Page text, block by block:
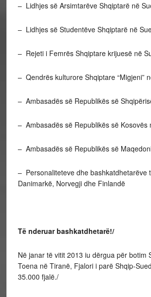
– Lidhjes së Arsimtarëve Shqiptarë në
– Lidhjes së Studentëve Shqiptarë në
– Rejeti i Femrës Shqiptare krijuesë në
– Qendrës kulturore Shqiptare “Migjeni”
– Ambasadës së Republikës së
– Ambasadës së Republikës së Kosovës
– Ambasadës së Republikës së
– Personaliteteve dhe bashkatdhetarëve
Danimarkë, Norvegji dhe Finlandë
Të nderuar bashkatdhetarë!/
Në janar të vitit 2013 iu dërgua për botim
Toena në Tiranë, Fjalori i parë Shqip-
35.000 fjalë./